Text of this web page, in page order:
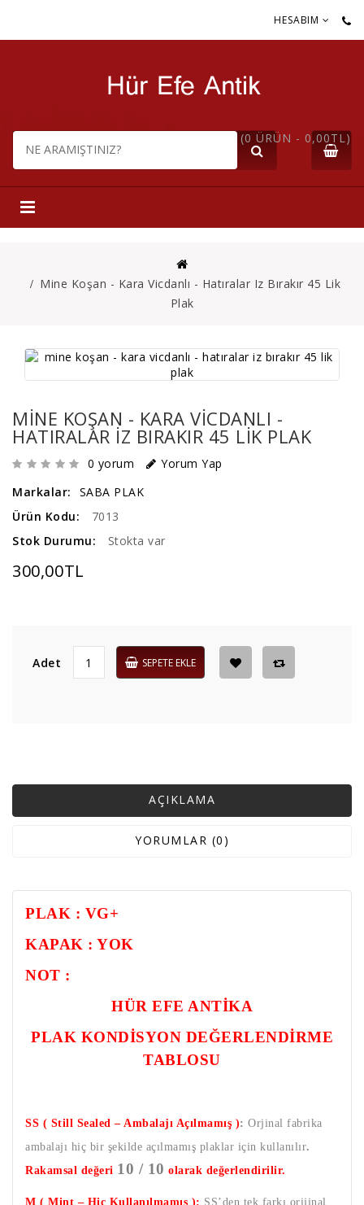
HESABIM
(0 ÜRÜN - 0,00TL)
Mine Koşan - Kara Vicdanlı - Hatıralar Iz Bırakır 45 Lik
Plak
MINE KOŞAN - KARA VICDANLI -
HATIRALAR IZ BIRAKIR 45 LIK PLAK
0 yorum
Yorum Yap
Markalar:
SABA PLAK
Ürün Kodu:
7013
Stok Durumu:
Stokta var
300,00TL
Adet SEPETE EKLE
AÇIKLAMA
YORUMLAR (0)
PLAK : VG+
KAPAK : YOK
NOT :
HÜR EFE ANTİKA
PLAK KONDİSYON DEĞERLENDİRME
TABLOSU
SS ( Still Sealed – Ambalajı Açılmamış ): Orjinal fabrika
ambalajı hiç bir şekilde açılmamış plaklar için kullanılır.
Rakamsal değeri 10 / 10 olarak değerlendirilir.
M ( Mint – Hiç Kullanılmamış ): SS’den tek farkı orijinal